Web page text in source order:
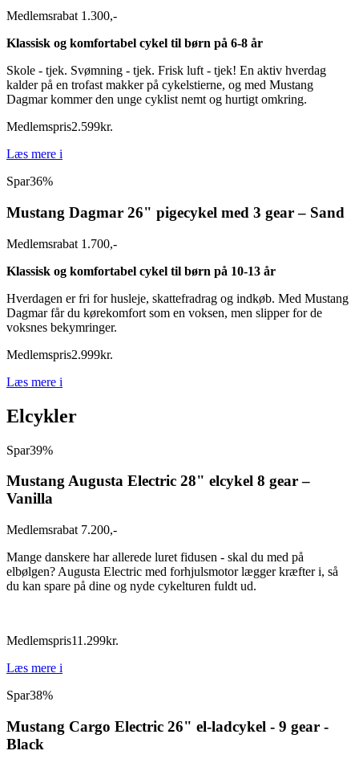
Medlemsrabat 1.300,-
Klassisk og komfortabel cykel til børn på 6-8 år
Skole - tjek. Svømning - tjek. Frisk luft - tjek! En aktiv hverdag
kalder på en trofast makker på cykelstierne, og med Mustang
Dagmar kommer den unge cyklist nemt og hurtigt omkring.
Medlemspris2.599kr.
Læs mere i
Spar36%
Mustang Dagmar 26" pigecykel med 3 gear – Sand
Medlemsrabat 1.700,-
Klassisk og komfortabel cykel til børn på 10-13 år
Hverdagen er fri for husleje, skattefradrag og indkøb. Med Mustang
Dagmar får du kørekomfort som en voksen, men slipper for de
voksnes bekymringer.
Medlemspris2.999kr.
Læs mere i
Elcykler
Spar39%
Mustang Augusta Electric 28" elcykel 8 gear –
Vanilla
Medlemsrabat 7.200,-
Mange danskere har allerede luret fidusen - skal du med på
elbølgen? Augusta Electric med forhjulsmotor lægger kræfter i, så
du kan spare på dine og nyde cykelturen fuldt ud.
Medlemspris11.299kr.
Læs mere i
Spar38%
Mustang Cargo Electric 26" el-ladcykel - 9 gear -
Black